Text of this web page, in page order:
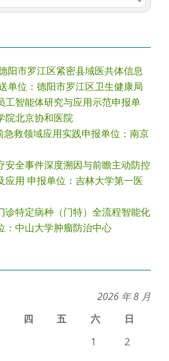
阳市罗江区紧密县域医共体信息
单位：德阳市罗江区卫生健康局
工智能体研究与应用示范申报单
院北京协和医院
急救领域应用实践申报单位：南京
安全事件深度溯因与前瞻主动防控
应用 申报单位：吉林大学第一医
诊特定病种（门特）全流程智能化
：中山大学肿瘤防治中心
2026 年 8 月
四 五 六
日
1
2